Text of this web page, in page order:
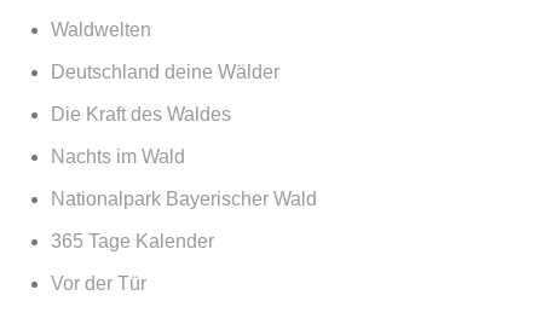
Waldwelten
Deutschland deine Wälder
Die Kraft des Waldes
Nachts im Wald
Nationalpark Bayerischer Wald
365 Tage Kalender
Vor der Tür